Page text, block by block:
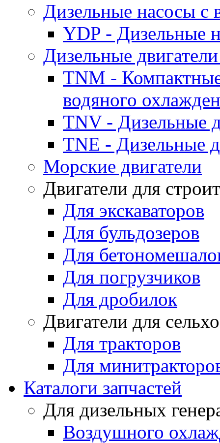
Дизельные насосы
YDP - Дизельные
Дизельные
TNM -
водяного
TNV - Дизельные
TNE - Дизельные
Морские двигатели
Двигатели для
Для экскаваторов
Для бульдозеров
Для
Для погрузчиков
Для дробилок
Двигатели для
Для тракторов
Для
Каталоги запчастей
Для дизельных
Воздушного